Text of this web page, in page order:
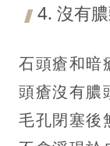
4. 沒有
石頭瘡和暗
頭瘡沒有膿
毛孔閉塞後